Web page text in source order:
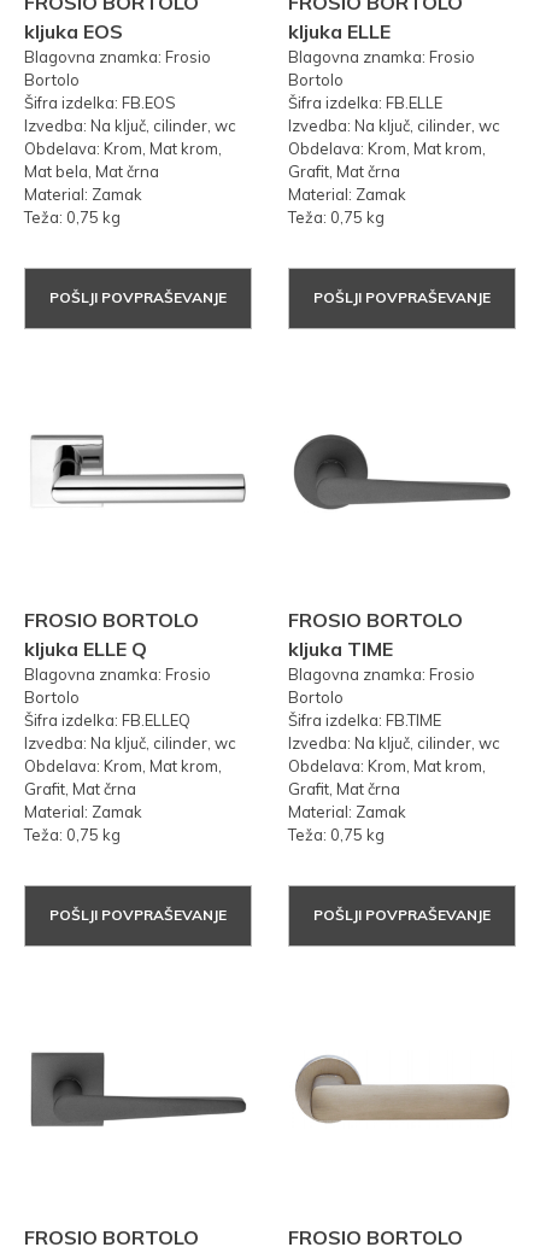
kljuka EOS
Blagovna znamka: Frosio
Bortolo
Šifra izdelka: FB.EOS
Izvedba: Na ključ, cilinder, wc
Obdelava: Krom, Mat krom,
Mat bela, Mat črna
Material: Zamak
Teža: 0,75 kg
POŠLJI POVPRAŠEVANJE
kljuka ELLE
Blagovna znamka: Frosio
Bortolo
Šifra izdelka: FB.ELLE
Izvedba: Na ključ, cilinder, wc
Obdelava: Krom, Mat krom,
Grafit, Mat črna
Material: Zamak
Teža: 0,75 kg
POŠLJI POVPRAŠEVANJE
FROSIO BORTOLO
kljuka ELLE Q
Blagovna znamka: Frosio
Bortolo
Šifra izdelka: FB.ELLEQ
Izvedba: Na ključ, cilinder, wc
Obdelava: Krom, Mat krom,
Grafit, Mat črna
Material: Zamak
Teža: 0,75 kg
POŠLJI POVPRAŠEVANJE
FROSIO BORTOLO
kljuka TIME
Blagovna znamka: Frosio
Bortolo
Šifra izdelka: FB.TIME
Izvedba: Na ključ, cilinder, wc
Obdelava: Krom, Mat krom,
Grafit, Mat črna
Material: Zamak
Teža: 0,75 kg
POŠLJI POVPRAŠEVANJE
FROSIO BORTOLO
FROSIO BORTOLO